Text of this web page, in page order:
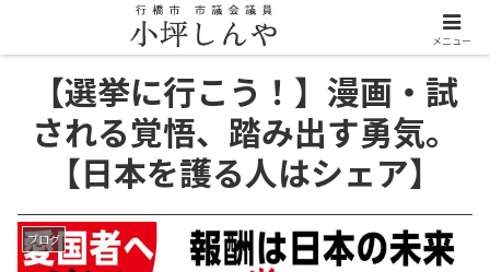
【選挙に行こう！】漫画・試
される覚悟、踏み出す勇気。
【日本を護る人はシェア】
ブログ
メニュー